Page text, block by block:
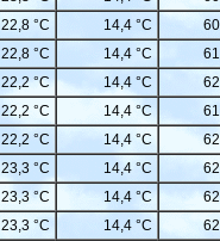
22,8 °C 14,4 °C
22,8 °C 14,4 °C
22,2 °C 14,4 °C
22,2 °C 14,4 °C
22,2 °C 14,4 °C
23,3 °C 14,4 °C
23,3 °C 14,4 °C
23,3 °C 14,4 °C